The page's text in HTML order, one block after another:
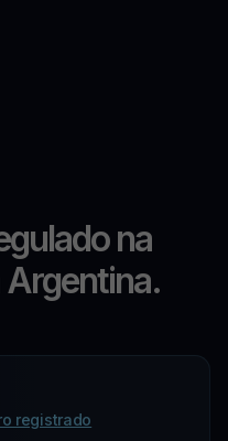
na
Argentina.
registrado